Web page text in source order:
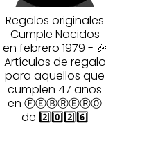
Regalos originales
Cumple Nacidos
en febrero 1979 - 🎉
Artículos de regalo
para aquellos que
cumplen 47 años
en ⒻⒺⒷⓇⒺⓇⓄ
de 2️⃣0️⃣2️⃣6️⃣